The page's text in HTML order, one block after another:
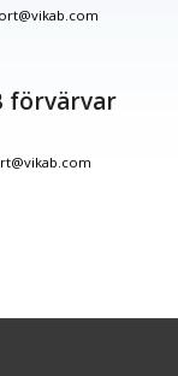
förvärvar